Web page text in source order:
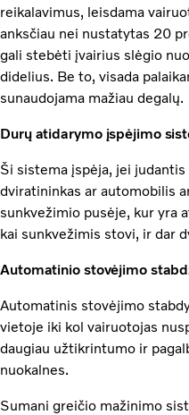
reikalavimus, leisdama
anksčiau nei nustatytas 20
gali stebėti įvairius slėgio
didelius. Be to, visada
sunaudojama mažiau degalų.
Durų atidarymo įspėjimo
Ši sistema įspėja, jei
dviratininkas ar automobilis
sunkvežimio pusėje, kur yra
kai sunkvežimis stovi, ir dar
Automatinio stovėjimo
Automatinis stovėjimo
vietoje iki kol vairuotojas
daugiau užtikrintumo ir
nuokalnes.
Sumani greičio mažinimo